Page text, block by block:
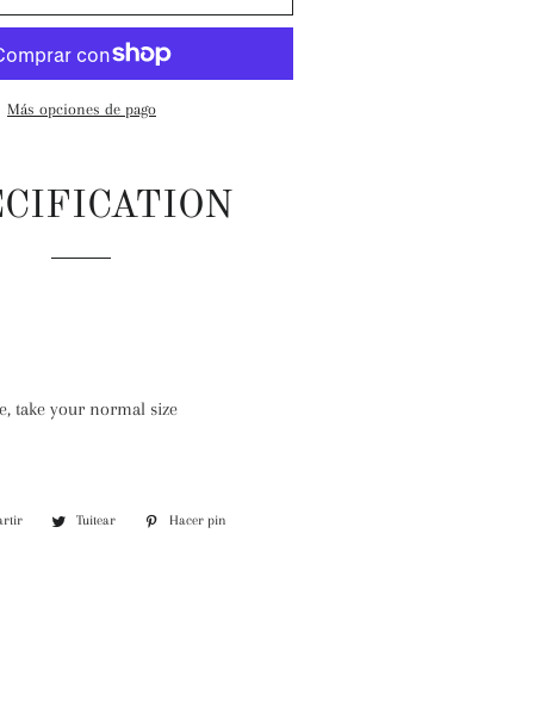
Más opciones de pago
take your normal size
CompartirTuitear
Tuitear
Hacer pin